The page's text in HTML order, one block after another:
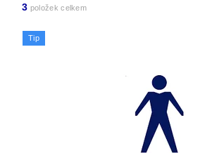
3 položek celkem
Tip